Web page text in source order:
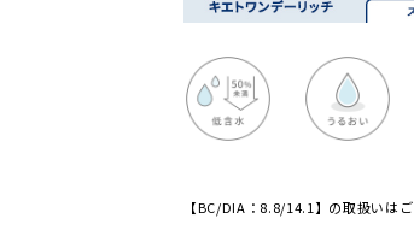
【BC/DIA：8.8/14.1】の取扱いはご